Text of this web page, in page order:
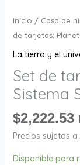
Inicio / Casa de
de tarjetas:
La tierra y el
Set de
Sistema
$2,222.53
Precios sujetos
Disponible para
de
tarjetas:
Sistema
Solar